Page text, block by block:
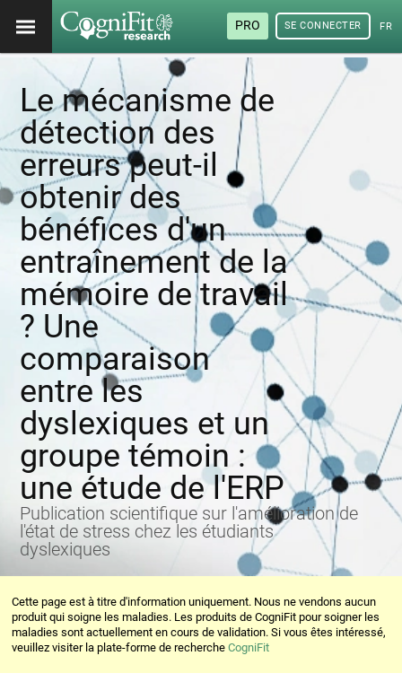
PRO SE CONNECTER
Le mécanisme de
détection des
erreurs peut-il
obtenir des
bénéfices d'un
entraînement de la
mémoire de travail
? Une
comparaison
entre les
dyslexiques et un
groupe témoin :
une étude de l'ERP
Publication scientifique sur l'amélioration de
l'état de stress chez les étudiants
dyslexiques
Cette page est à titre d'information uniquement. Nous ne vendons aucun
produit qui soigne les maladies. Les produits de CogniFit pour soigner les
maladies sont actuellement en cours de validation. Si vous êtes intéressé,
veuillez visiter la plate-forme de rechercheCogniFit